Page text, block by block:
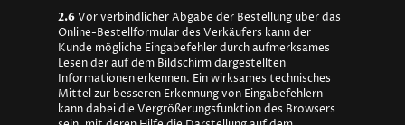
2.6Vor verbindlicher Abgabe der Bestellung über das
Online-Bestellformular des Verkäufers kann der
Kunde mögliche Eingabefehler durch aufmerksames
Lesen der auf dem Bildschirm dargestellten
Informationen erkennen. Ein wirksames technisches
Mittel zur besseren Erkennung von Eingabefehlern
kann dabei die Vergrößerungsfunktion des Browsers